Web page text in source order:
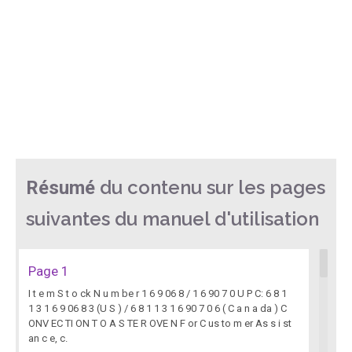
Résumé du contenu sur les pages
suivantes du manuel d'utilisation
Page 1
I t e m S t o ck N u m be r 1 6 9 06 8 / 1 6 90 7 0 U P C: 6 8 1
1 3 1 6 9 06 8 3 (U S ) / 6 8 1 1 3 1 6 90 7 0 6 ( C a n a da ) C
ONV EC TI ON T O A S TE R OVE N F or C us to m er As s i st
an c e, c.